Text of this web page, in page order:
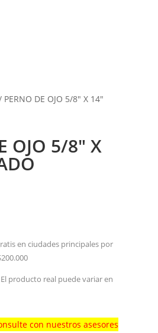
PERNO DE OJO 5/8″ X 14″
OJO 5/8″ X
en ciudades principales por
producto real puede variar en
con nuestros asesores